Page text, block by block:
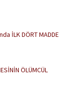
İLK DÖRT MADDE
ÖLÜMCÜL